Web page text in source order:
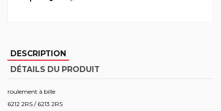
DESCRIPTION
DÉTAILS DU PRODUIT
roulement à bille
6212 2RS / 6213 2RS